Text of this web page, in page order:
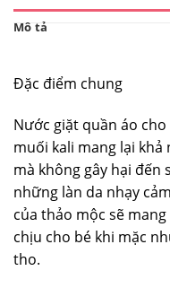
Mô tả
Đặc điểm chung
Nước giặt quần áo
muối kali mang lại
mà không gây hại đến
những làn da nhạy
của thảo mộc sẽ
chịu cho bé khi mặc
tho.